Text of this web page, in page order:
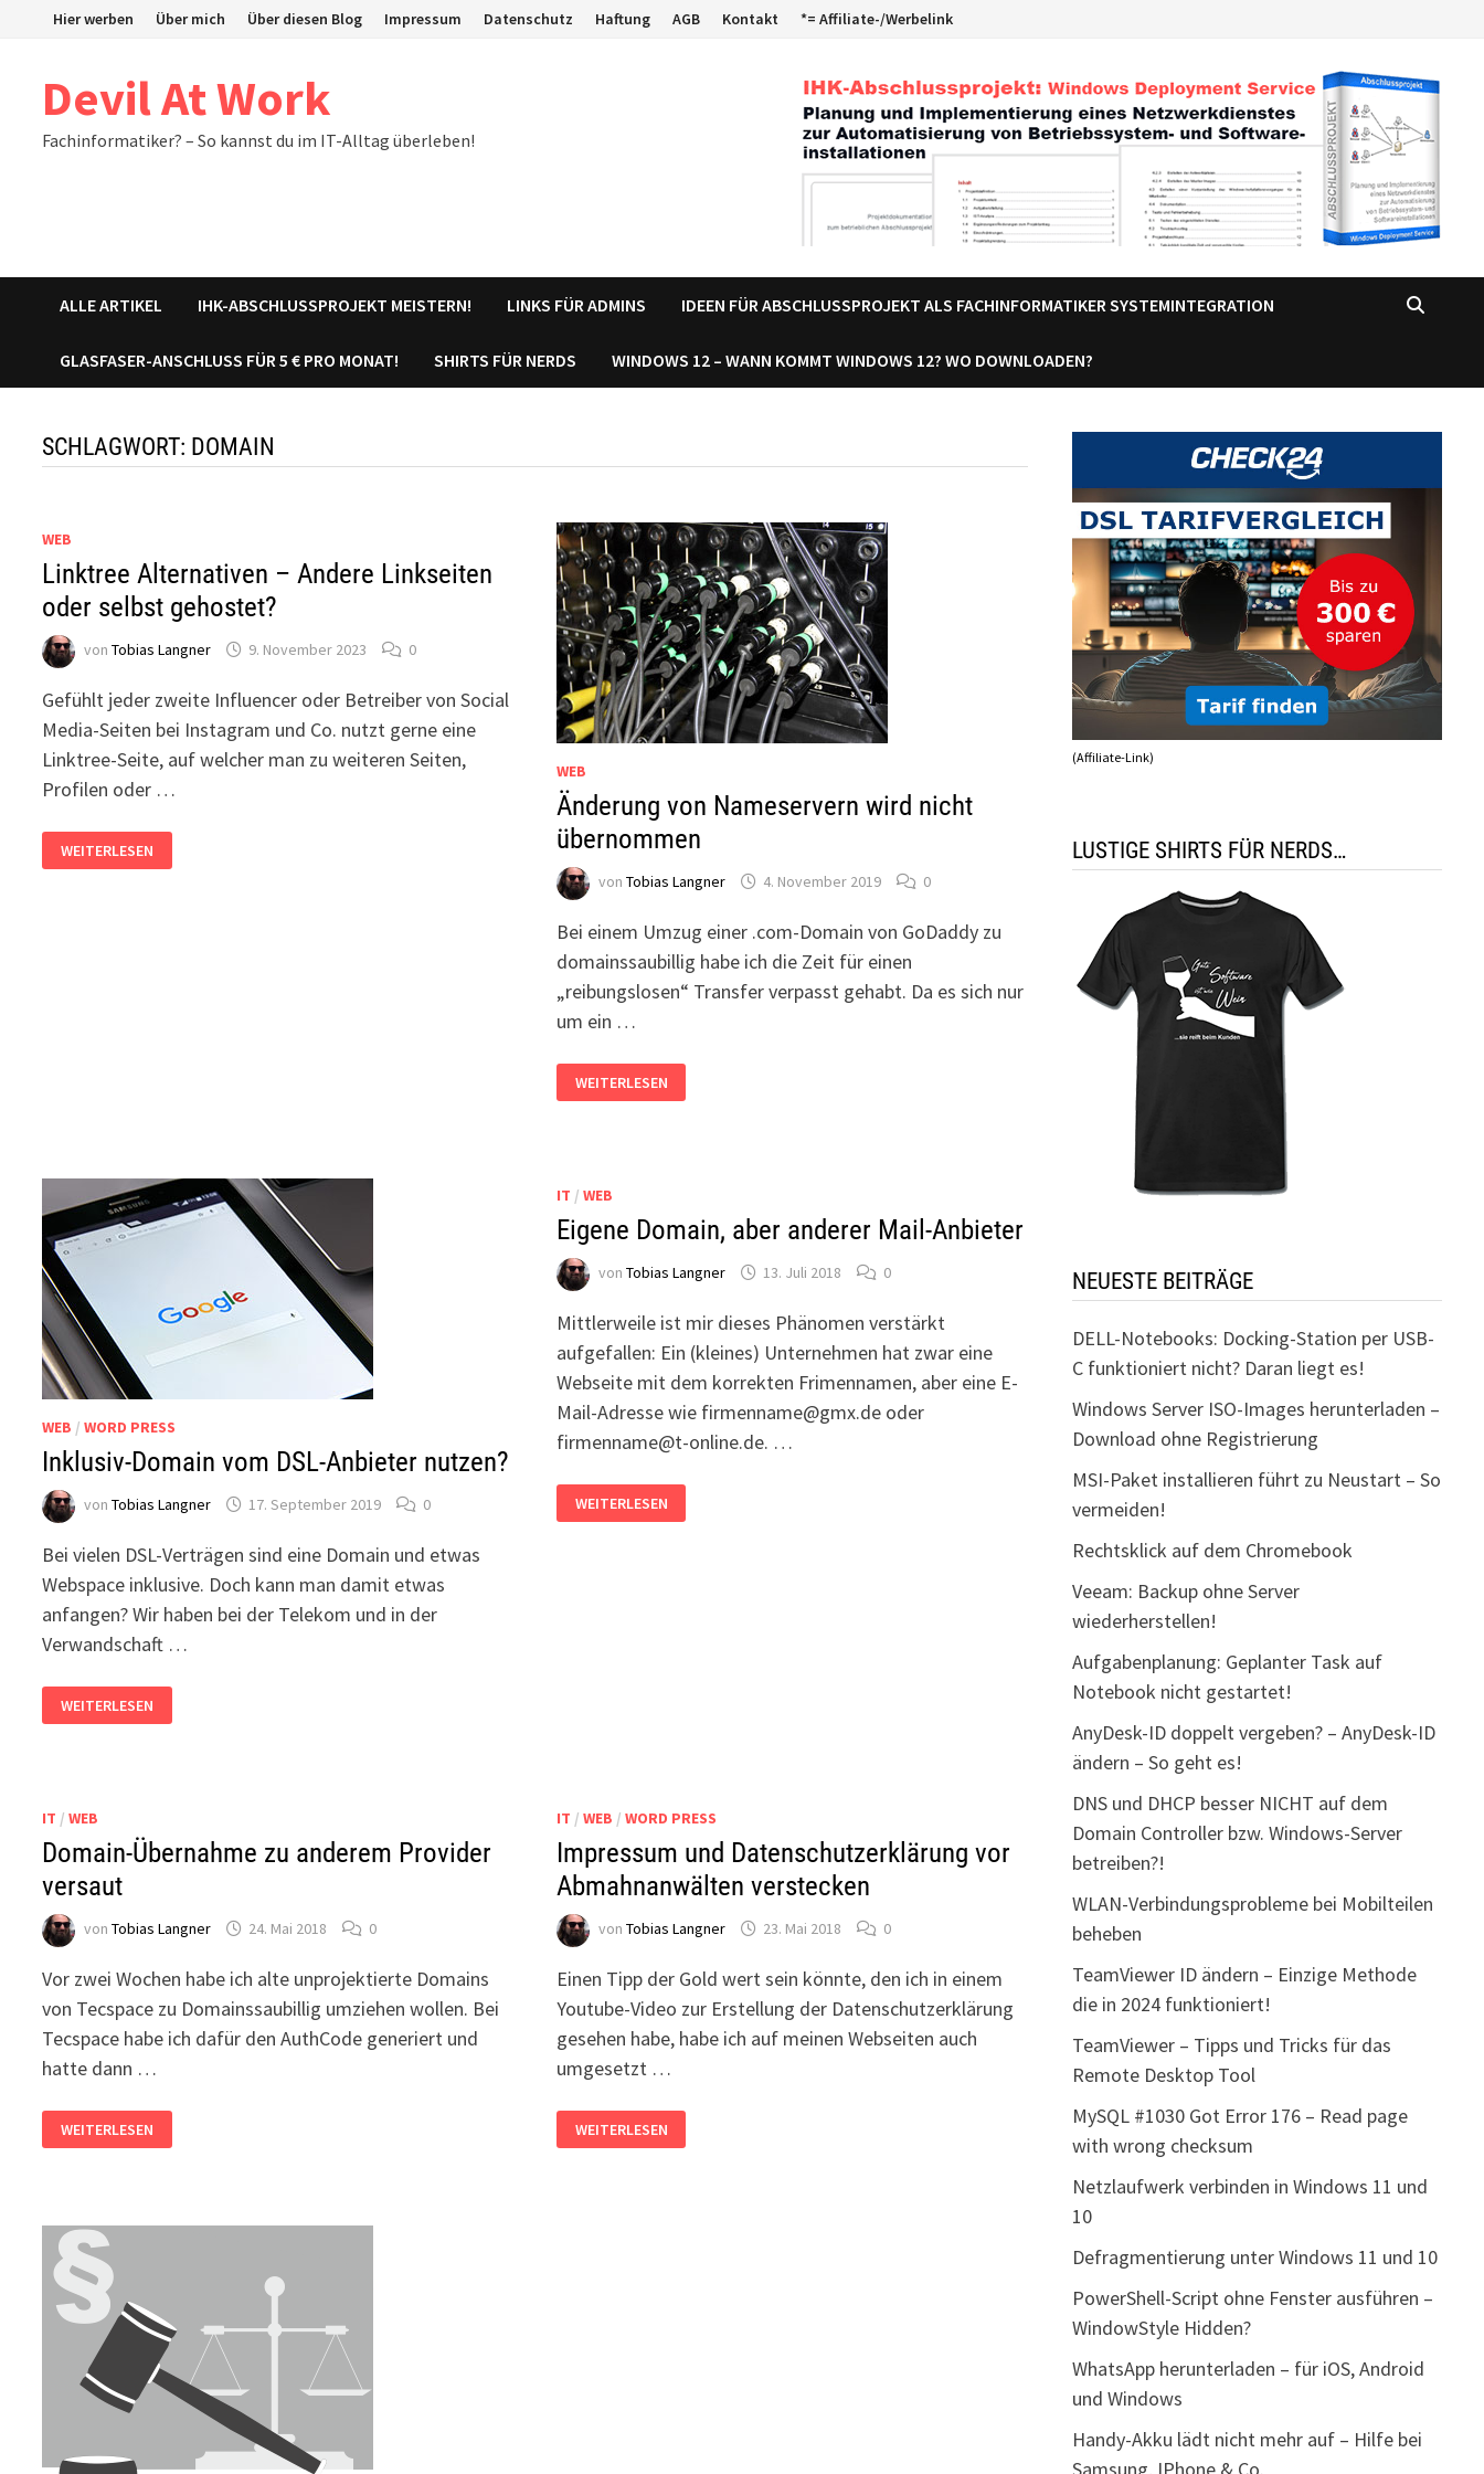
Hier werben Über mich Über diesen Blog Impressum Datenschutz Haftung AGB Kontakt *= Affiliate-/Werbelink
Devil At Work
Fachinformatiker? – So kannst du im IT-Alltag überleben!
ALLE ARTIKEL IHK-ABSCHLUSSPROJEKT MEISTERN! LINKS FÜR ADMINS IDEEN FÜR ABSCHLUSSPROJEKT ALS FACHINFORMATIKER SYSTEMINTEGRATION
GLASFASER-ANSCHLUSS FÜR 5 € PRO MONAT! SHIRTS FÜR NERDS WINDOWS 12 – WANN KOMMT WINDOWS 12? WO DOWNLOADEN?
SCHLAGWORT: DOMAIN
WEB
Linktree Alternativen – Andere Linkseiten
oder selbst gehostet?
vonTobias Langner 9. November 2023 0
Gefühlt jeder zweite Influencer oder Betreiber von Social
Media-Seiten bei Instagram und Co. nutzt gerne eine
Linktree-Seite, auf welcher man zu weiteren Seiten,
Profilen oder …
ALTERNATIVEN
–
WEITERLESEN
WEB
Änderung von Nameservern wird nicht
übernommen
von Tobias Langner 4. November 2019 0
Bei einem Umzug einer .com-Domain von GoDaddy zu
domainssaubillig habe ich die Zeit für einen
„reibungslosen“ Transfer verpasst gehabt. Da es sich nur
um ein …
VON
NAMESERVERN
WEITERLESEN
WEB /WORD PRESS
Inklusiv-Domain vom DSL-Anbieter nutzen?
vonTobias Langner 17. September 2019 0
Bei vielen DSL-Verträgen sind eine Domain und etwas
Webspace inklusive. Doch kann man damit etwas
anfangen? Wir haben bei der Telekom und in der
Verwandschaft …
DOMAIN
VOM
WEITERLESEN
IT / WEB
Eigene Domain, aber anderer Mail-Anbieter
von Tobias Langner 13. Juli 2018 0
Mittlerweile ist mir dieses Phänomen verstärkt
aufgefallen: Ein (kleines) Unternehmen hat zwar eine
Webseite mit dem korrekten Frimennamen, aber eine E-
Mail-Adresse wie firmenname@gmx.de oder
firmenname@t-online.de. …
DOMAIN,
ABER
WEITERLESEN
IT /WEB
Domain-Übernahme zu anderem Provider
versaut
vonTobias Langner 24. Mai 2018 0
Vor zwei Wochen habe ich alte unprojektierte Domains
von Tecspace zu Domainssaubillig umziehen wollen. Bei
Tecspace habe ich dafür den AuthCode generiert und
hatte dann …
ÜBERNAHME
ZU
WEITERLESEN
IT / WEB / WORD PRESS
Impressum und Datenschutzerklärung vor
Abmahnanwälten verstecken
von Tobias Langner 23. Mai 2018 0
Einen Tipp der Gold wert sein könnte, den ich in einem
Youtube-Video zur Erstellung der Datenschutzerklärung
gesehen habe, habe ich auf meinen Webseiten auch
umgesetzt …
UND
DATENSCHUTZERKLÄRUNG
WEITERLESEN
(Affiliate-Link)
LUSTIGE SHIRTS FÜR NERDS…
NEUESTE BEITRÄGE
DELL-Notebooks: Docking-Station per USB-
C funktioniert nicht? Daran liegt es!
Windows Server ISO-Images herunterladen –
Download ohne Registrierung
MSI-Paket installieren führt zu Neustart – So
vermeiden!
Rechtsklick auf dem Chromebook
Veeam: Backup ohne Server
wiederherstellen!
Aufgabenplanung: Geplanter Task auf
Notebook nicht gestartet!
AnyDesk-ID doppelt vergeben? – AnyDesk-ID
ändern – So geht es!
DNS und DHCP besser NICHT auf dem
Domain Controller bzw. Windows-Server
betreiben?!
WLAN-Verbindungsprobleme bei Mobilteilen
beheben
TeamViewer ID ändern – Einzige Methode
die in 2024 funktioniert!
TeamViewer – Tipps und Tricks für das
Remote Desktop Tool
MySQL #1030 Got Error 176 – Read page
with wrong checksum
Netzlaufwerk verbinden in Windows 11 und
10
Defragmentierung unter Windows 11 und 10
PowerShell-Script ohne Fenster ausführen –
WindowStyle Hidden?
WhatsApp herunterladen – für iOS, Android
und Windows
Handy-Akku lädt nicht mehr auf – Hilfe bei